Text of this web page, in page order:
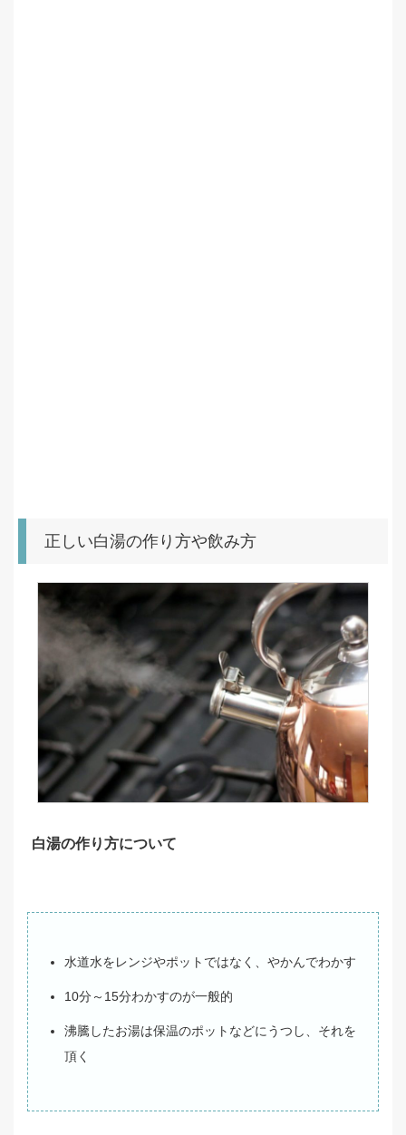
正しい白湯の作り方や飲み方
白湯の作り方について
水道水をレンジやポットではなく、やかんでわかす
10分～15分わかすのが一般的
沸騰したお湯は保温のポットなどにうつし、それを
頂く